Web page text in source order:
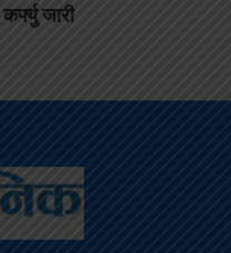
जारी